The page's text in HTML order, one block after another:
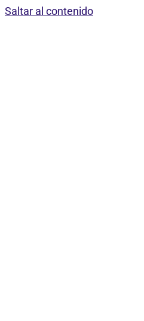
Saltar al contenido